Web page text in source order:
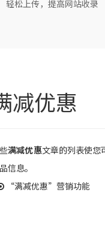
轻松上传，提高网站收录
减优惠
满减优惠文章的列表使您
信息。
“满减优惠”营销功能